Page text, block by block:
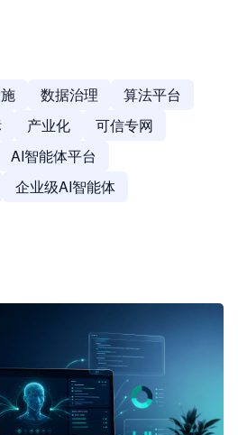
数据治理
算法平台
产业化
可信专网
AI智能体平台
企业级AI智能体